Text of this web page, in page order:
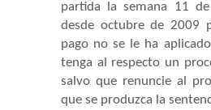
partida la semana 11
desde octubre de 2009
pago no se le ha
tenga al respecto un
salvo que renuncie al
que se produzca la